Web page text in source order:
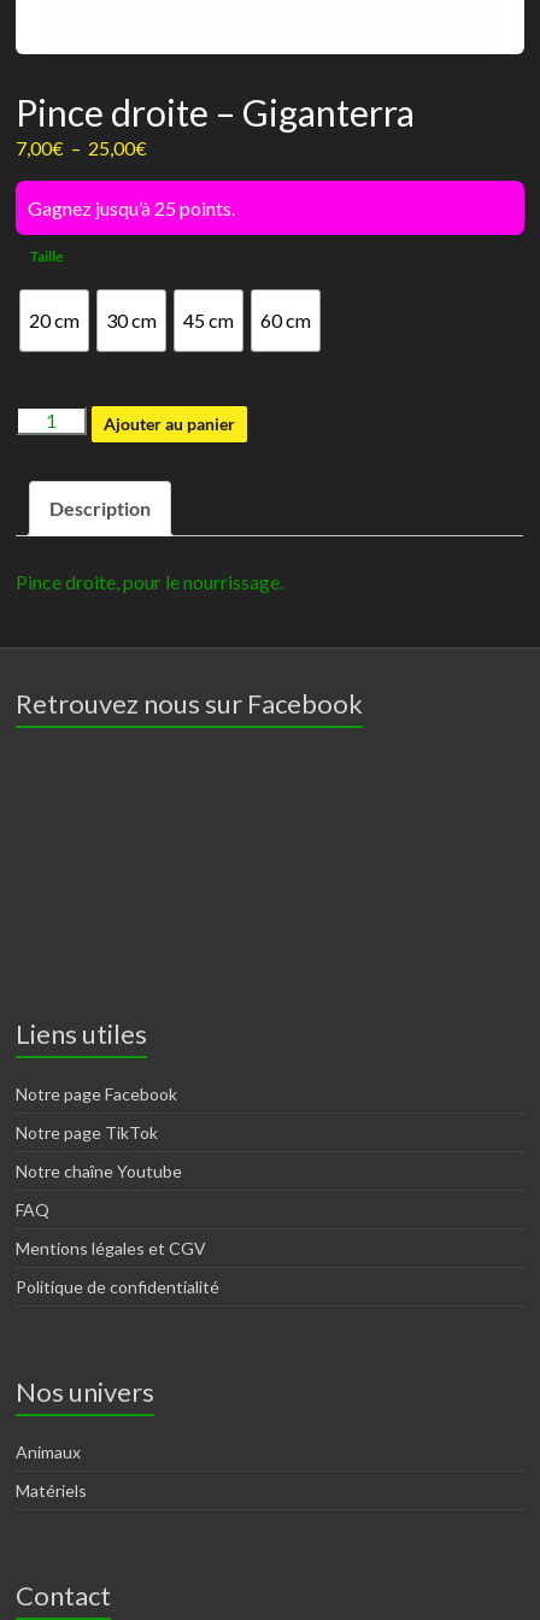
Pince droite – Giganterra
7,00€ – 25,00€
de
prix :
7,00€
25,00€
Gagnez jusqu’à 25 points.
Taille
20 cm 30 cm 45 cm 60 cm
quantité
Pince
droite
-
Ajouter au panier
Description
Pince droite, pour le nourrissage.
Retrouvez nous sur Facebook
Liens utiles
Notre page Facebook
Notre page TikTok
Notre chaîne Youtube
FAQ
Mentions légales et CGV
Politique de confidentialité
Nos univers
Animaux
Matériels
Contact